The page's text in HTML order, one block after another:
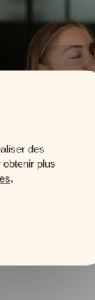
et enfants
oublié de la
des
plus
.